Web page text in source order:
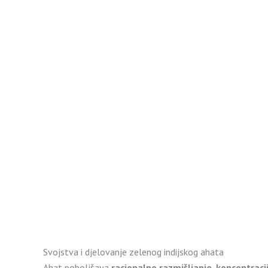
Svojstva i djelovanje zelenog indijskog ahata